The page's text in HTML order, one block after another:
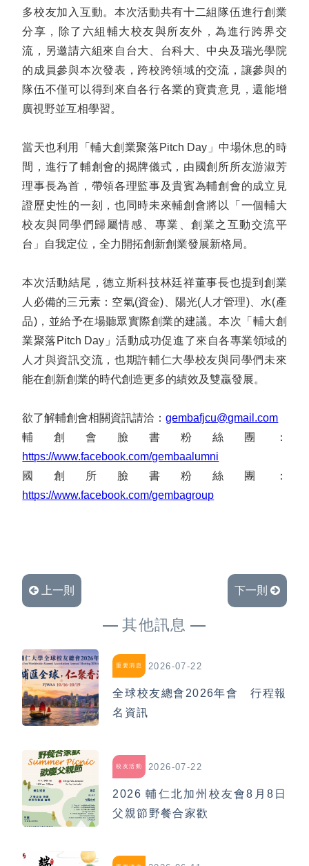
多校友加入互動。本次活動共有十二組隊伍進行創業
分享，除了六組輔大校友與所友外，為進行跨界交
流，另邀請六組來自台大、台科大、中央及瑞光學院
的成員參與本次發表，跨校跨領域的交流，讓參與的
隊伍不僅可以得到來自各行各業的寶貴意見，還能增
廣視野並互相學習。
當天也利用「輔大創業聚落Pitch Day」中場休息的時
間，進行了輔創會的揭牌儀式，由國創所所友游淑芳
理事長為首，帶領各理監事及貴賓為輔創會的成立見
證歷史性的一刻，也同時未來輔創會將以「一個輔大
校友與同學們歸屬情感、專業、創業之互動交流平
台」自我定位，全力開拓創新創業發展新格局。
本次活動結尾，德立斯科技林廷祥董事長也提到創業
人必備的三元素：空氣(資金)、陽光(人才管理)、水(產
品)，並給予在場聽眾實際創業的建議。本次「輔大創
業聚落Pitch Day」活動成功促進了來自各專業領域的
人才與資訊交流，也期許輔仁大學校友與同學們未來
能在創新創業的時代創造更多的績效及雙贏發展。
欲了解輔創會相關資訊請洽：gembafjcu@gmail.com
輔創會臉書粉絲團：
https://www.facebook.com/gembaalumni
國創所臉書粉絲團：
https://www.facebook.com/gembagroup
上一則 下一則
其他訊息
重要消息 2026-07-22
全球校友總會2026年會 行程報
名資訊
校友活動 2026-07-22
2026 輔仁北加州校友會8月8日
父親節野餐合家歡